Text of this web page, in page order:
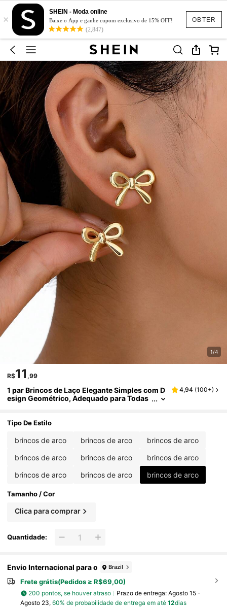
OBTER
×
SHEIN - Moda online
Baixe o App e ganhe cupom exclusivo de 15% OFF!
(2,847)
1/4
R$11 ,99
1 par Brincos de Laço Elegante Simples com D
esign Geométrico, Adequado para Todas
4,94 (100+)
Tipo De Estilo
brincos de arco brincos de arco brincos de arco
brincos de arco brincos de arco brincos de arco
brincos de arco brincos de arco brincos de arco
Tamanho / Cor
Clica para comprar
Quantidade:
Envio Internacional para o Brazil
Frete grátis(Pedidos ≥ R$69,00)
200 pontos, se houver atraso Prazo de entrega: Agosto 15 -
Agosto 23, 60% de probabilidade de entrega em até 12dias